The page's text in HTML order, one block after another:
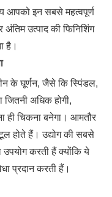
आपको इन सबसे महत्वपूर्ण
उत्पाद की फिनिशिंग
है।
के घूर्णन, जैसे कि स्पिंडल,
अधिक होगी,
ही चिकना बनेगा। आमतौर
होते हैं। उद्योग की सबसे
उपयोग करती हैंक्योंकि ये
प्रदान करती हैं।